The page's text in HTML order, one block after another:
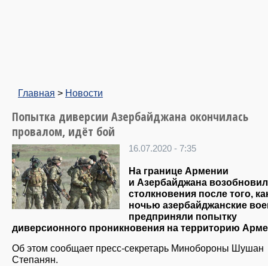
Главная > Новости
Попытка диверсии Азербайджана окончилась
провалом, идёт бой
16.07.2020 - 7:35
На границе Армении
и Азербайджана
столкновения после того,
ночью азербайджанские
предприняли попытку
диверсионного проникновения на территорию
Об этом сообщает пресс-секретарь Минобороны Шушан
Степанян.